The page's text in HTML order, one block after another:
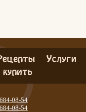
Услуги
купить
08-54
08-54